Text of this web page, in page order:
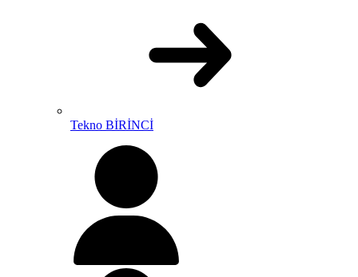
Tekno BİRİNCİ